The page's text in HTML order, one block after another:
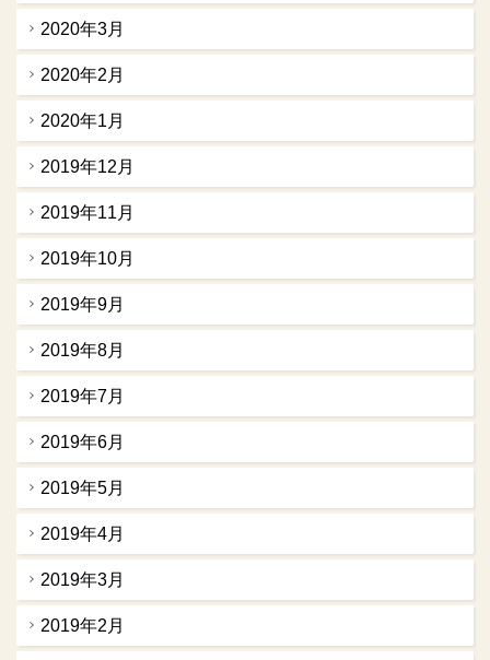
2020年3月
2020年2月
2020年1月
2019年12月
2019年11月
2019年10月
2019年9月
2019年8月
2019年7月
2019年6月
2019年5月
2019年4月
2019年3月
2019年2月